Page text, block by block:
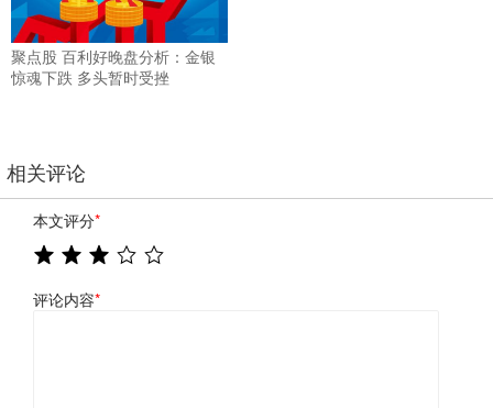
聚点股 百利好晚盘分析：金银
惊魂下跌 多头暂时受挫
相关评论
本文评分*
评论内容*